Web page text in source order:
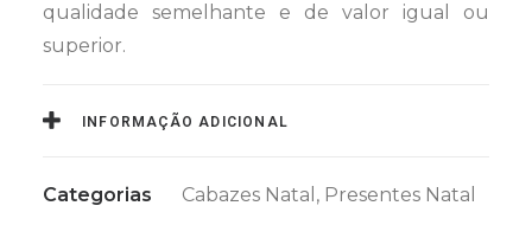
qualidade semelhante e de valor igual ou
superior.
INFORMAÇÃO ADICIONAL
Categorias Cabazes Natal , Presentes Natal